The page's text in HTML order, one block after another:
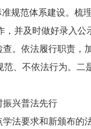
规范体系建设。 梳
并及时做好录入公
。 依法履行职责，
范、不依法行为。
振兴普法先行
法要求和新颁布的